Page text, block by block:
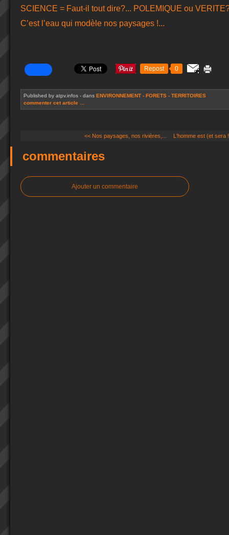
SCIENCE = Faut-il tout dire?... POLEMIQUE ou
C’est l’eau qui modèle nos paysages !...
Repost 0
Published by atpv.infos - dans ENVIRONNEMENT - FORETS - TERRITOIRES
commenter cet article
<< Nos paysages, nos rivières,... L'homme est (et sera
commentaires
Ajouter un commentaire